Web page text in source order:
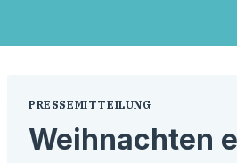
PRESSEMITTEILUNG
Weihnachten